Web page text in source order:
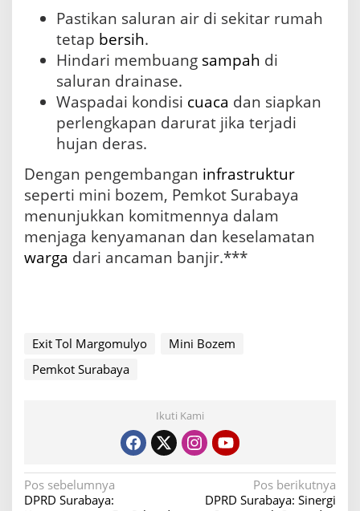
Pastikan saluran air di sekitar rumah
tetap bersih.
Hindari membuang sampah di
saluran drainase.
Waspadai kondisi cuaca dan siapkan
perlengkapan darurat jika terjadi
hujan deras.
Dengan pengembangan infrastruktur
seperti mini bozem, Pemkot Surabaya
menunjukkan komitmennya dalam
menjaga kenyamanan dan keselamatan
warga dari ancaman banjir.***
Exit Tol Margomulyo
Mini Bozem
Pemkot Surabaya
Ikuti Kami
N
Pos sebelumnya
DPRD Surabaya:
Pos berikutnya
DPRD Surabaya: Sinergi